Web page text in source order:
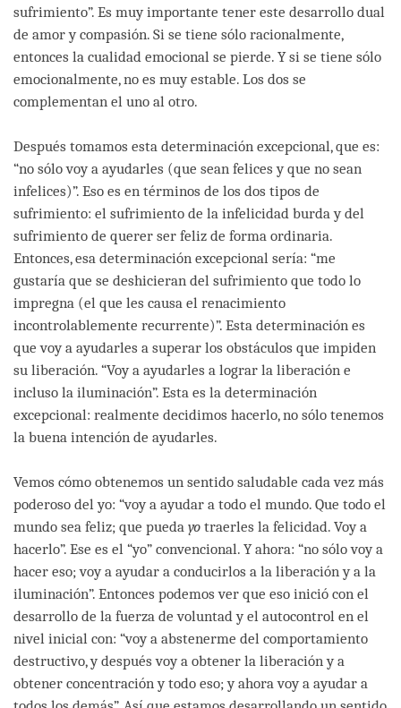
sufrimiento”. Es muy importante tener este desarrollo dual
de amor y compasión. Si se tiene sólo racionalmente,
entonces la cualidad emocional se pierde. Y si se tiene sólo
emocionalmente, no es muy estable. Los dos se
complementan el uno al otro.
Después tomamos esta determinación excepcional, que es:
“no sólo voy a ayudarles (que sean felices y que no sean
infelices)”. Eso es en términos de los dos tipos de
sufrimiento: el sufrimiento de la infelicidad burda y del
sufrimiento de querer ser feliz de forma ordinaria.
Entonces, esa determinación excepcional sería: “me
gustaría que se deshicieran del sufrimiento que todo lo
impregna (el que les causa el renacimiento
incontrolablemente recurrente)”. Esta determinación es
que voy a ayudarles a superar los obstáculos que impiden
su liberación. “Voy a ayudarles a lograr la liberación e
incluso la iluminación”. Esta es la determinación
excepcional: realmente decidimos hacerlo, no sólo tenemos
la buena intención de ayudarles.
Vemos cómo obtenemos un sentido saludable cada vez más
poderoso del yo: “voy a ayudar a todo el mundo. Que todo el
mundo sea feliz; que pueda yo traerles la felicidad. Voy a
hacerlo”. Ese es el “yo” convencional. Y ahora: “no sólo voy a
hacer eso; voy a ayudar a conducirlos a la liberación y a la
iluminación”. Entonces podemos ver que eso inició con el
desarrollo de la fuerza de voluntad y el autocontrol en el
nivel inicial con: “voy a abstenerme del comportamiento
destructivo, y después voy a obtener la liberación y a
obtener concentración y todo eso; y ahora voy a ayudar a